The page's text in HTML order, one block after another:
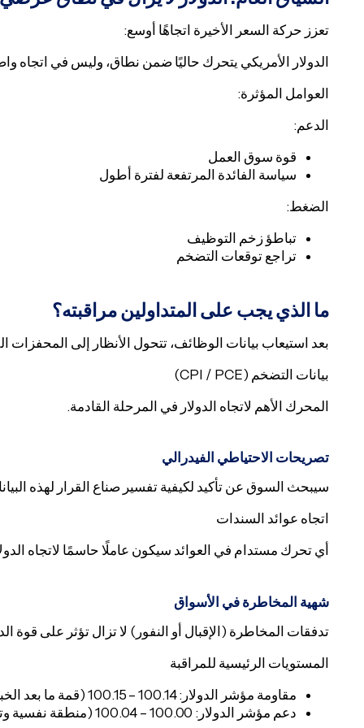
تعزز حركة السعر الأخيرة اتجاهًا أوسع:
الدولار الأمريكي يتحرك حاليًا ضمن نطاق، وليس في اتجاه
العوامل المؤثرة:
الدعم:
قوة سوق العمل
سياسة الفائدة المرتفعة لفترة أطول
الضغط:
تباطؤ زخم التوظيف
تراجع توقعات التضخم
ما الذي يجب على المتداولين مراقبته؟
بعد استيعاب بيانات الوظائف، تتحول الأنظار إلى المحفزات
بيانات التضخم (CPI / PCE)
المحرك الأهم لاتجاه الدولار في المرحلة القادمة.
تصريحات الاحتياطي الفيدرالي
سيبحث السوق عن تأكيد لكيفية تفسير صناع القرار لهذه
اتجاه عوائد السندات
أي تحرك مستدام في العوائد سيكون عاملًا حاسمًا لاتجاه
شهية المخاطرة في الأسواق
تدفقات المخاطرة (الإقبال أو النفور) لا تزال تؤثر على قوة
المستويات الرئيسية للمراقبة
مقاومة مؤشر الدولار: 100.14 – 100.15 (قمة ما بعد الخبر)
دعم مؤشر الدولار: 100.00 – 100.04 (منطقة نفسية وتماسك)